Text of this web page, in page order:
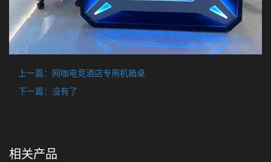
上一篇：
网咖电竞酒店专用机箱桌
下一篇：没有了
相关产品